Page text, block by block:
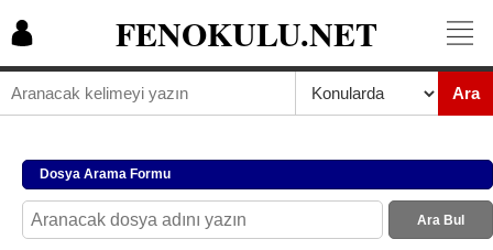
FENOKULU.NET
Ara
Dosya Arama Formu
Ara Bul